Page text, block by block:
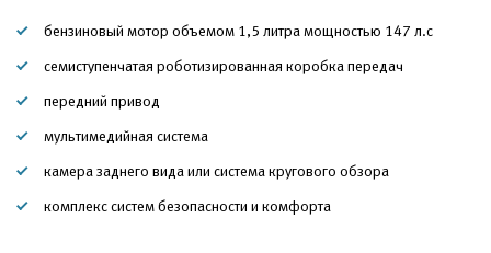
бензиновый мотор объемом 1,5 литра мощностью 147 л.с
семиступенчатая роботизированная коробка передач
передний привод
мультимедийная система
камера заднего вида или система кругового обзора
комплекс систем безопасности и комфорта